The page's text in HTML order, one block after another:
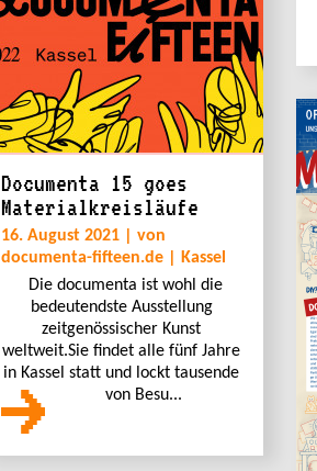
Documenta 15 goes
Materialkreisläufe
16. August 2021 | von
documenta-fifteen.de | Kassel
Die documenta ist wohl die
bedeutendste Ausstellung
zeitgenössischer Kunst
weltweit.Sie findet alle fünf Jahre
in Kassel statt und lockt tausende
von Besu...